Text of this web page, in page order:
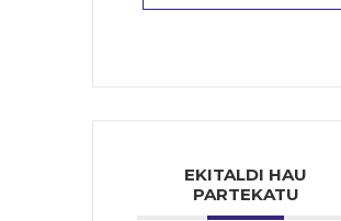
EKITALDI HAU
PARTEKATU